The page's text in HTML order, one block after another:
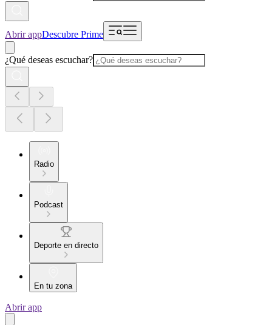
Abrir appDescubre Prime
¿Qué deseas escuchar?
Radio
Podcast
Deporte en directo
En tu zona
Abrir app